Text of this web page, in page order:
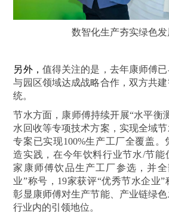
数智化生产夯实绿色
另外， 值得关注的是，去年康师傅
与园区领域达成战略合作，双方共
统。
节水方面，康师傅持续开展“水平衡
水回收等专项技术方案，实现全域
专案已实现100%生产工厂全覆盖
造实践，在今年饮料行业节水/节能
家康师傅饮品生产工厂参选，并
业”称号，19家获评“优秀节水企业
彰显康师傅对生产节能、产业链绿
行业内的引领地位。